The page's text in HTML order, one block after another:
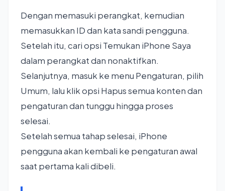
Dengan memasuki perangkat, kemudian
memasukkan ID dan kata sandi pengguna.
Setelah itu, cari opsi Temukan iPhone Saya
dalam perangkat dan nonaktifkan.
Selanjutnya, masuk ke menu Pengaturan, pilih
Umum, lalu klik opsi Hapus semua konten dan
pengaturan dan tunggu hingga proses
selesai.
Setelah semua tahap selesai, iPhone
pengguna akan kembali ke pengaturan awal
saat pertama kali dibeli.